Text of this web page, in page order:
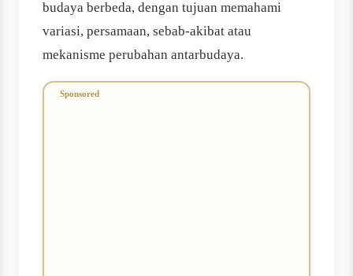
budaya berbeda, dengan tujuan memahami
variasi, persamaan, sebab-akibat atau
mekanisme perubahan antarbudaya.